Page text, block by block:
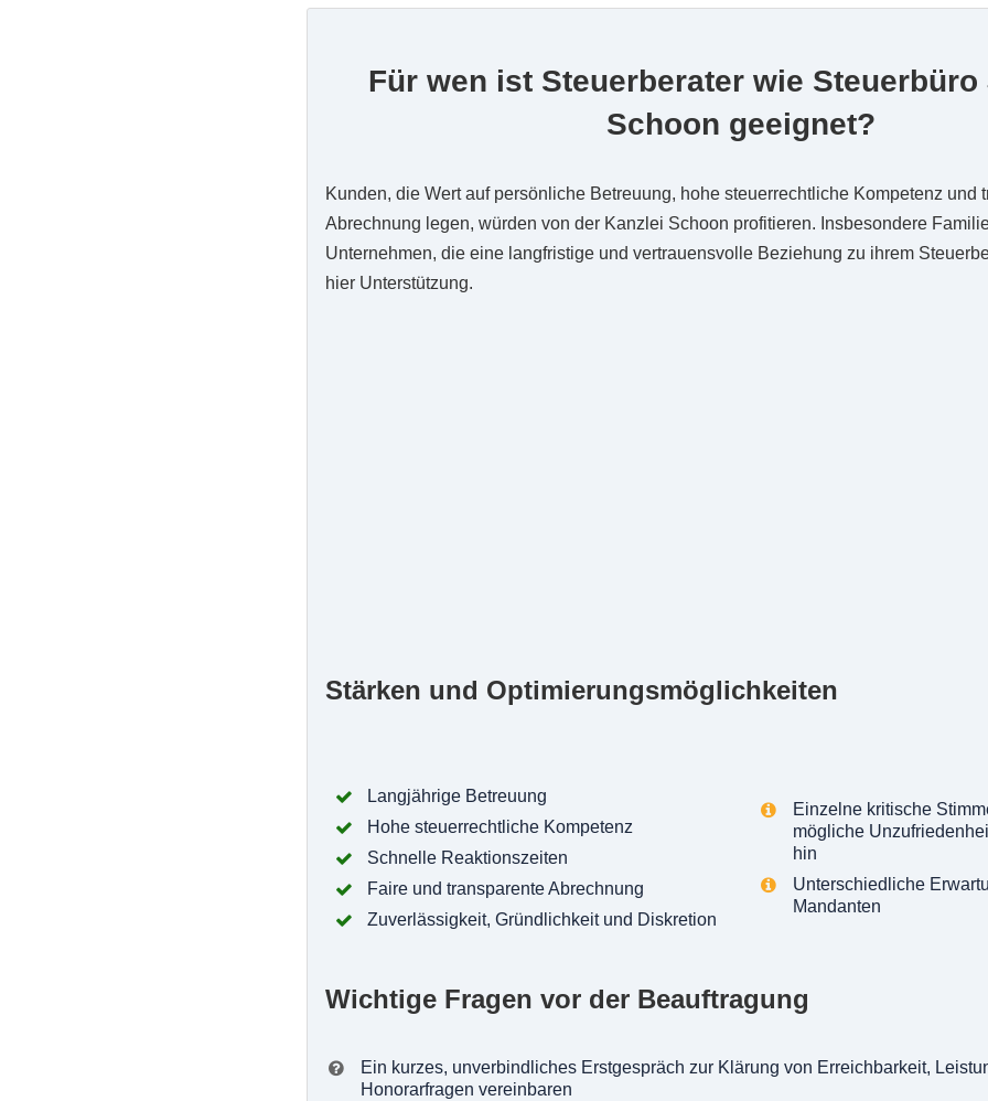
Für wen ist Steuerberater wie
Schoon geeignet?
Kunden, die Wert auf persönliche Betreuung, hohe steuerrechtliche Kompetenz und
Abrechnung legen, würden von der Kanzlei Schoon profitieren. Insbesondere
Unternehmen, die eine langfristige und vertrauensvolle Beziehung zu ihrem
hier Unterstützung.
Stärken und Optimierungsmöglichkeiten
Langjährige Betreuung
Hohe steuerrechtliche Kompetenz
Schnelle Reaktionszeiten
Faire und transparente Abrechnung
Zuverlässigkeit, Gründlichkeit und Diskretion
Einzelne kritische
mögliche
hin
Unterschiedliche
Mandanten
Wichtige Fragen vor der Beauftragung
Ein kurzes, unverbindliches Erstgespräch zur Klärung von Erreichbarkeit,
Honorarfragen vereinbaren